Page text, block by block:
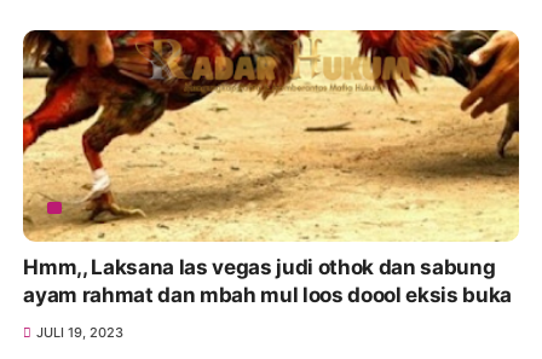
Hmm,, Laksana las vegas judi othok dan sabung
ayam rahmat dan mbah mul loos doool eksis buka
JULI 19, 2023